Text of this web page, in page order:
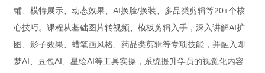
铺、模特展示、动态效果、AI换脸/换装、多品类剪辑等20+个核
心技巧。课程从基础图片转视频、模板剪辑入手，深入讲解AI扩
图、影子效果、蜡笔画风格、药品类剪辑等专项技能，并融入即
梦AI、豆包AI、星绘AI等工具实操，系统提升学员的视觉化内容